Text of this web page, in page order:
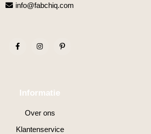
info@fabchiq.com
Informatie
Over ons
Klantenservice